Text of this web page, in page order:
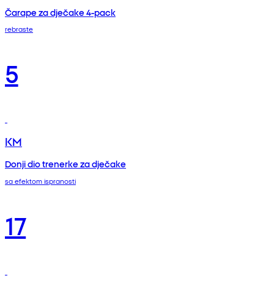
Čarape za dječake 4-pack
rebraste
5
KM
Donji dio trenerke za dječake
sa efektom ispranosti
17